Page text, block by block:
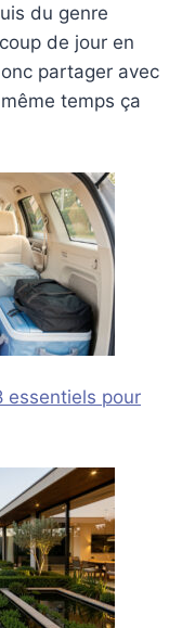
du genre
de jour en
partager avec
temps ça
essentiels pour